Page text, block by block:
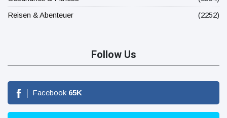
Reisen & Abenteuer
(2252)
Follow Us
Facebook 65K